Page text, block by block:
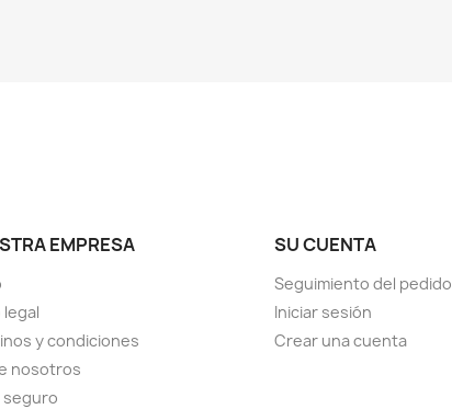
EMPRESA
legal
y condiciones
nosotros
seguro
SU CUENTA
Seguimiento del pedido
Iniciar sesión
Crear una cuenta